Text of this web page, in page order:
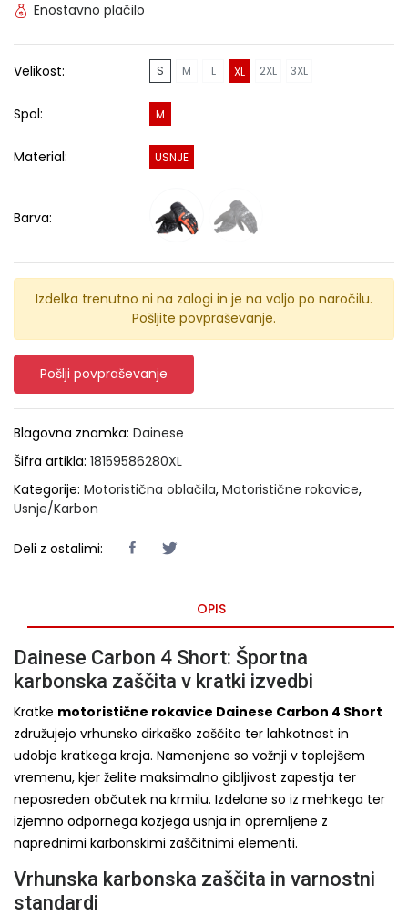
Enostavno plačilo
Velikost: S M L XL 2XL 3XL
Spol: M
Material: USNJE
Barva:
Izdelka trenutno ni na zalogi in je na voljo po naročilu.
Pošljite povpraševanje.
Pošlji povpraševanje
Blagovna znamka: Dainese
Šifra artikla: 18159586280XL
Kategorije: Motoristična oblačila, Motoristične rokavice,
Usnje/Karbon
Deli z ostalimi:
OPIS
Dainese Carbon 4 Short: Športna
karbonska zaščita v kratki izvedbi
Kratke motoristične rokavice Dainese Carbon 4 Short
združujejo vrhunsko dirkaško zaščito ter lahkotnost in
udobje kratkega kroja. Namenjene so vožnji v toplejšem
vremenu, kjer želite maksimalno gibljivost zapestja ter
neposreden občutek na krmilu. Izdelane so iz mehkega ter
izjemno odpornega kozjega usnja in opremljene z
naprednimi karbonskimi zaščitnimi elementi.
Vrhunska karbonska zaščita in varnostni
standardi